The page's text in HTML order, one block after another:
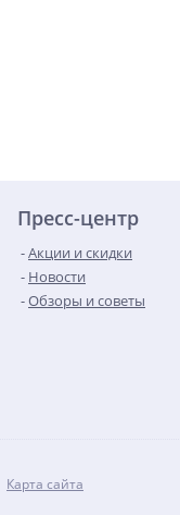
Пресс-центр
Акции и скидки
Новости
Обзоры и советы
Карта сайта